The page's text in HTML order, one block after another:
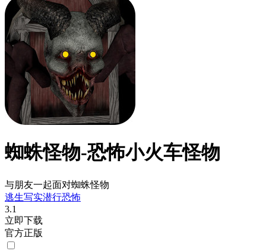
蜘蛛怪物-恐怖小火车怪物
与朋友一起面对蜘蛛怪物
逃生写实潜行恐怖
3.1
立即下载
官方正版